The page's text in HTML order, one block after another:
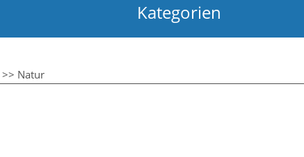
Kategorien
>> Natur